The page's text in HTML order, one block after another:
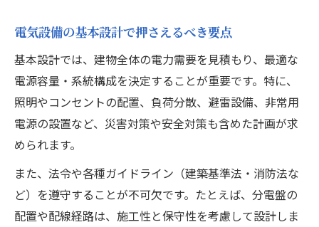
電気設備設計プラン選びで重視する業務範
電気設備設計の業務範囲を徹底解説
電気設備設計の業務範囲と主要ポイント解
説
照明や配線など電気設備設計の具体的内容
受変電や通信設備を含む電気設備設計の全
容
電気設備設計で求められる業務範囲の定義
電気設備の基本設計で押さえるべき要点
基本設計では、建物全体の電力需要を見積もり、最適な
電源容量・系統構成を決定することが重要です。特に、
照明やコンセントの配置、負荷分散、避雷設備、非常用
電源の設置など、災害対策や安全対策も含めた計画が求
められます。
また、法令や各種ガイドライン（建築基準法・消防法な
ど）を遵守することが不可欠です。たとえば、分電盤の
配置や配線経路は、施工性と保守性を考慮して設計しま